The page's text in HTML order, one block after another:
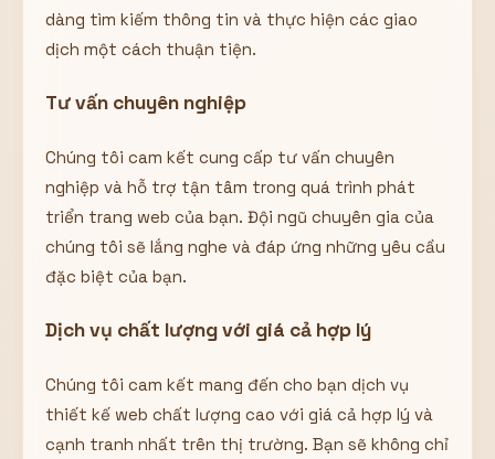
dàng tìm kiếm thông tin và thực hiện các giao
dịch một cách thuận tiện.
Tư vấn chuyên nghiệp
Chúng tôi cam kết cung cấp tư vấn chuyên
nghiệp và hỗ trợ tận tâm trong quá trình phát
triển trang web của bạn. Đội ngũ chuyên gia của
chúng tôi sẽ lắng nghe và đáp ứng những yêu cầu
đặc biệt của bạn.
Dịch vụ chất lượng với giá cả hợp lý
Chúng tôi cam kết mang đến cho bạn dịch vụ
thiết kế web chất lượng cao với giá cả hợp lý và
cạnh tranh nhất trên thị trường. Bạn sẽ không chỉ